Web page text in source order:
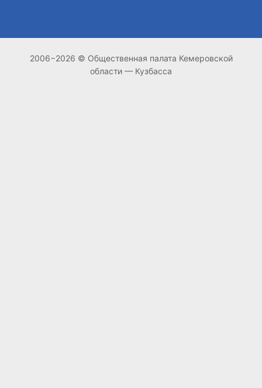
2006−2026 © Общественная палата Кемеровской
области — Кузбасса